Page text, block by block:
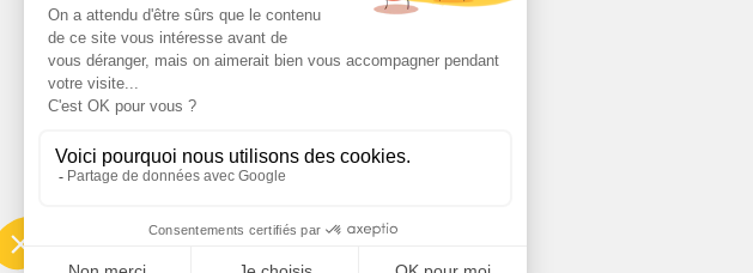
Acova Fassane
Radiateur Atlantic
Radiateur Thermor
Ariston Chauffe-eau
Radiateur Intuis Signature
Atlantic Divali